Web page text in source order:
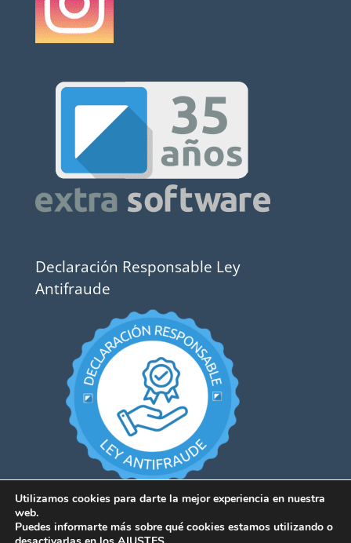
Declaración Responsable Ley
Antifraude
Utilizamos cookies para darte la mejor experiencia en nuestra
web.
Puedes informarte más sobre qué cookies estamos utilizando o